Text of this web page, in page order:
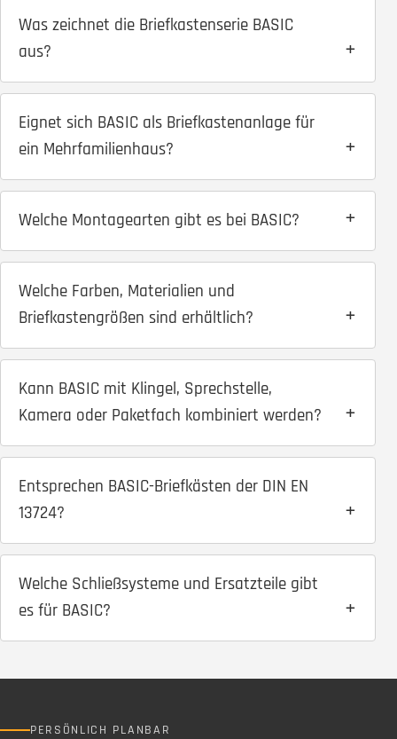
Was zeichnet die Briefkastenserie BASIC
aus?
Eignet sich BASIC als Briefkastenanlage für
ein Mehrfamilienhaus?
Welche Montagearten gibt es bei BASIC?
Welche Farben, Materialien und
Briefkastengrößen sind erhältlich?
Kann BASIC mit Klingel, Sprechstelle,
Kamera oder Paketfach kombiniert werden?
Entsprechen BASIC-Briefkästen der DIN EN
13724?
Welche Schließsysteme und Ersatzteile gibt
es für BASIC?
PERSÖNLICH PLANBAR